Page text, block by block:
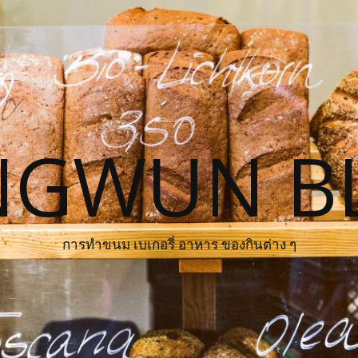
การทำขนม เบเกอรี่ อาหาร ของกินต่าง ๆ